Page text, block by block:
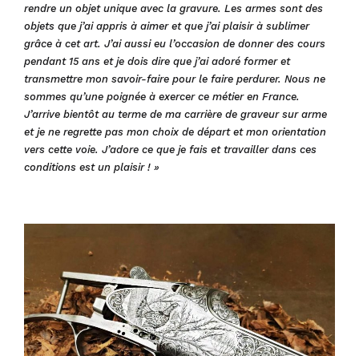
rendre un objet unique avec la gravure. Les armes sont des
objets que j’ai appris à aimer et que j’ai plaisir à sublimer
grâce à cet art. J’ai aussi eu l’occasion de donner des cours
pendant 15 ans et je dois dire que j’ai adoré former et
transmettre mon savoir-faire pour le faire perdurer. Nous ne
sommes qu’une poignée à exercer ce métier en France.
J’arrive bientôt au terme de ma carrière de graveur sur arme
et je ne regrette pas mon choix de départ et mon orientation
vers cette voie. J’adore ce que je fais et travailler dans ces
conditions est un plaisir ! »